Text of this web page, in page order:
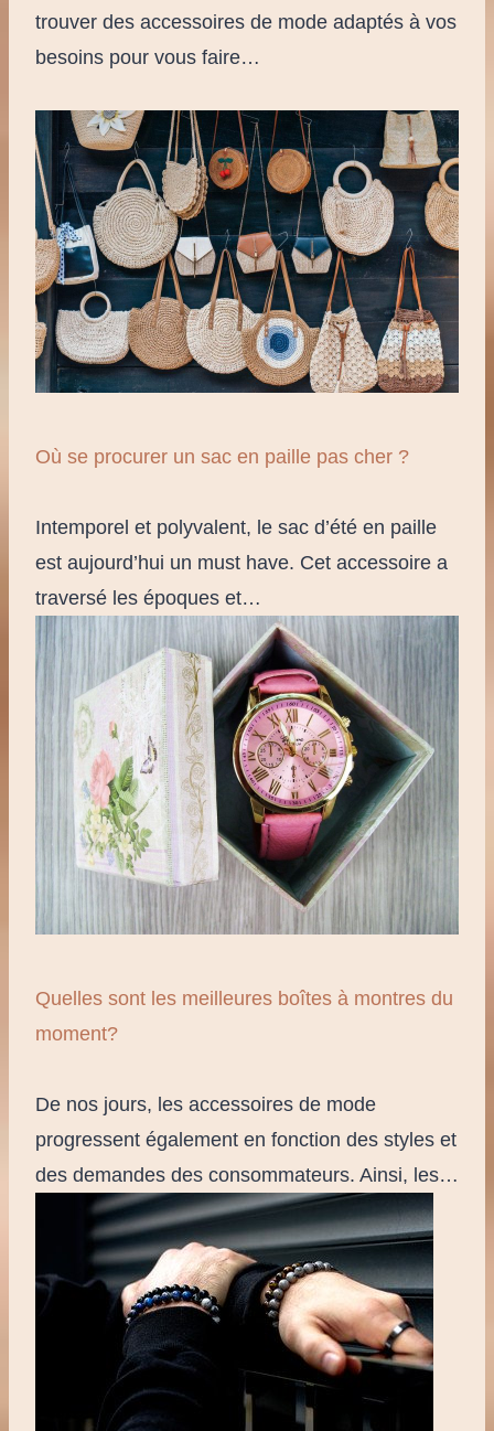
trouver des accessoires de mode adaptés à vos
besoins pour vous faire…
Où se procurer un sac en paille pas cher ?
Intemporel et polyvalent, le sac d’été en paille
est aujourd’hui un must have. Cet accessoire a
traversé les époques et…
Quelles sont les meilleures boîtes à montres du
moment?
De nos jours, les accessoires de mode
progressent également en fonction des styles et
des demandes des consommateurs. Ainsi, les…